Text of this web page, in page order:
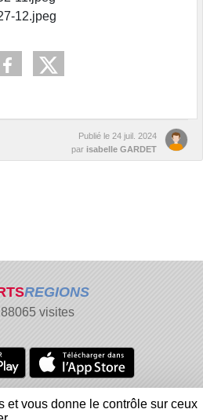
Publié le 24 juil. 2024
par isabelle GARDET
REGIONS
88065visites
Gestion des cookies
Signaler un contenu inapproprié
et vous donne le contrôle sur ceux